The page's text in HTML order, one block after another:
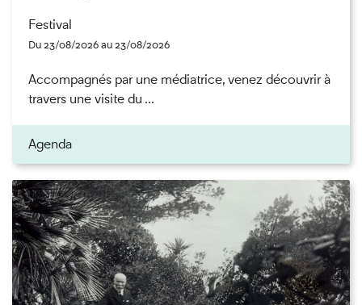
Festival
Du 23/08/2026 au 23/08/2026
Accompagnés par une médiatrice, venez découvrir à
travers une visite du ...
Agenda